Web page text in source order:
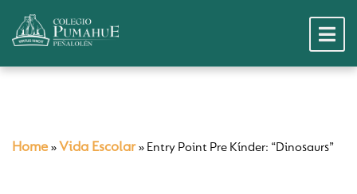
Home » Vida Escolar» Entry Point Pre Kínder: “Dinosaurs”